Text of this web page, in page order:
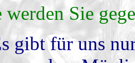
werden Sie
gibt für uns